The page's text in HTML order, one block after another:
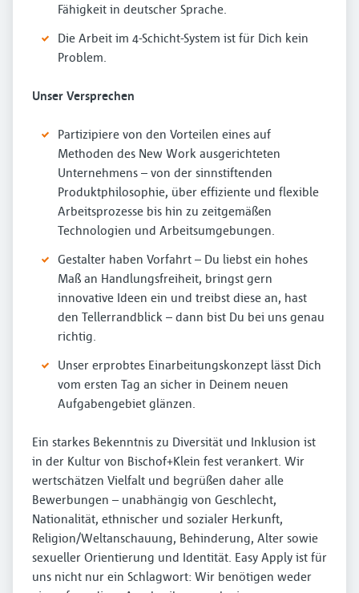
Fähigkeit in deutscher Sprache.
Die Arbeit im 4-Schicht-System ist für Dich kein
Problem.
Unser Versprechen
Partizipiere von den Vorteilen eines auf
Methoden des New Work ausgerichteten
Unternehmens – von der sinnstiftenden
Produktphilosophie, über effiziente und flexible
Arbeitsprozesse bis hin zu zeitgemäßen
Technologien und Arbeitsumgebungen.
Gestalter haben Vorfahrt – Du liebst ein hohes
Maß an Handlungsfreiheit, bringst gern
innovative Ideen ein und treibst diese an, hast
den Tellerrandblick – dann bist Du bei uns genau
richtig.
Unser erprobtes Einarbeitungskonzept lässt Dich
vom ersten Tag an sicher in Deinem neuen
Aufgabengebiet glänzen.
Ein starkes Bekenntnis zu Diversität und Inklusion ist
in der Kultur von Bischof+Klein fest verankert. Wir
wertschätzen Vielfalt und begrüßen daher alle
Bewerbungen – unabhängig von Geschlecht,
Nationalität, ethnischer und sozialer Herkunft,
Religion/Weltanschauung, Behinderung, Alter sowie
sexueller Orientierung und Identität. Easy Apply ist für
uns nicht nur ein Schlagwort: Wir benötigen weder